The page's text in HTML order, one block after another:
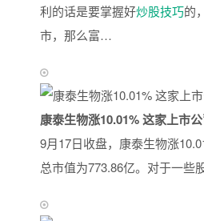
利的话是要掌握好炒股技巧的
市，那么富…
康泰生物涨10.01% 这家上市
9月17日收盘，康泰生物涨
总市值为773.86亿。对于一些